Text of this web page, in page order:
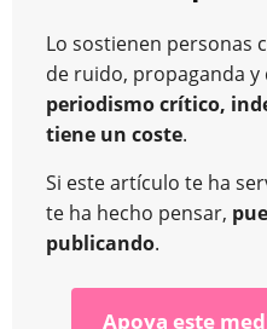
Lo sostienen personas
de ruido, propaganda
periodismo crítico,
tiene un coste.
Si este artículo te ha
te ha hecho pensar,
publicando.
Apoya este